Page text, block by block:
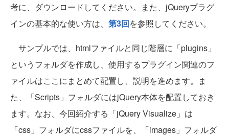
考に、ダウンロードしてください。また、jQueryプラグ
インの基本的な使い方は、 第3回を参照してください。
サンプルでは、htmlファイルと同じ階層に「plugins」
というフォルダを作成し、使用するプラグイン関連のフ
ァイルはここにまとめて配置し、説明を進めます。ま
た、「Scripts」フォルダにはjQuery本体を配置しておき
ます。なお、今回紹介する「jQuery Visualize」は
「css」フォルダにcssファイルを、「images」フォルダ